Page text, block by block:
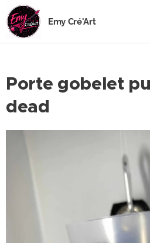
Emy Cré'Art
Porte gobelet
dead